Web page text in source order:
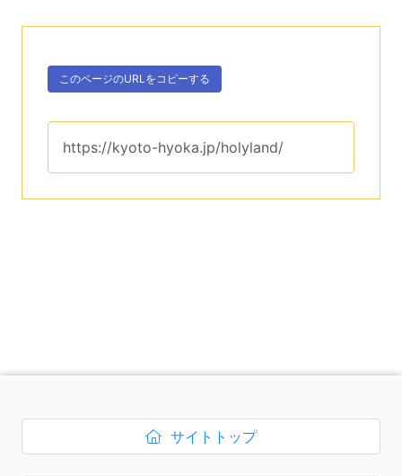
ボタン、
このページのURLをコピーする
。
このページのURLは、
https://kyoto-hyoka.jp/holyland/
次のコンテンツはページのフ
ボタン1、
サイトトップ
を開く